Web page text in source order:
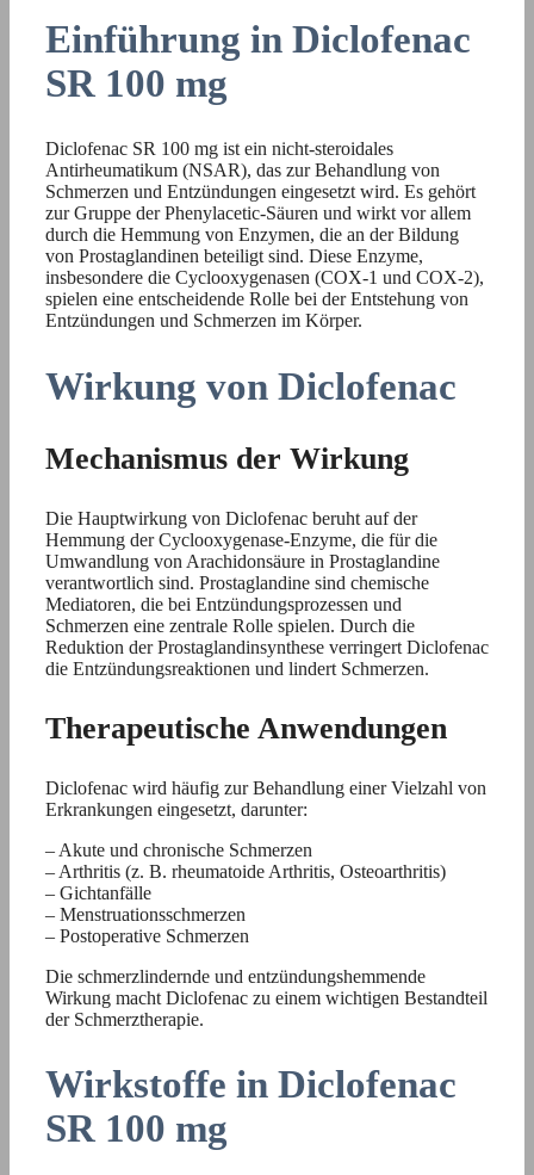
Einführung in Diclofenac
SR 100 mg
Diclofenac SR 100 mg ist ein nicht-steroidales
Antirheumatikum (NSAR), das zur Behandlung von
Schmerzen und Entzündungen eingesetzt wird. Es gehört
zur Gruppe der Phenylacetic-Säuren und wirkt vor allem
durch die Hemmung von Enzymen, die an der Bildung
von Prostaglandinen beteiligt sind. Diese Enzyme,
insbesondere die Cyclooxygenasen (COX-1 und COX-2),
spielen eine entscheidende Rolle bei der Entstehung von
Entzündungen und Schmerzen im Körper.
Wirkung von Diclofenac
Mechanismus der Wirkung
Die Hauptwirkung von Diclofenac beruht auf der
Hemmung der Cyclooxygenase-Enzyme, die für die
Umwandlung von Arachidonsäure in Prostaglandine
verantwortlich sind. Prostaglandine sind chemische
Mediatoren, die bei Entzündungsprozessen und
Schmerzen eine zentrale Rolle spielen. Durch die
Reduktion der Prostaglandinsynthese verringert Diclofenac
die Entzündungsreaktionen und lindert Schmerzen.
Therapeutische Anwendungen
Diclofenac wird häufig zur Behandlung einer Vielzahl von
Erkrankungen eingesetzt, darunter:
– Akute und chronische Schmerzen
– Arthritis (z. B. rheumatoide Arthritis, Osteoarthritis)
– Gichtanfälle
– Menstruationsschmerzen
– Postoperative Schmerzen
Die schmerzlindernde und entzündungshemmende
Wirkung macht Diclofenac zu einem wichtigen Bestandteil
der Schmerztherapie.
Wirkstoffe in Diclofenac
SR 100 mg